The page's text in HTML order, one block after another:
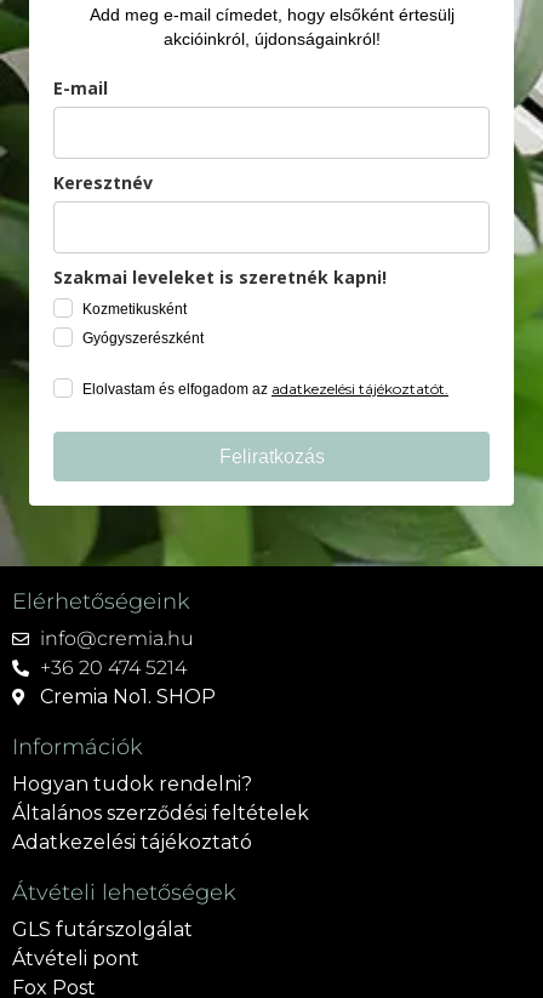
Add meg e-mail címedet, hogy elsőként értesülj
akcióinkról, újdonságainkról!
E-mail
Keresztnév
Szakmai leveleket is szeretnék kapni!
Kozmetikusként
Gyógyszerészként
Elolvastam és elfogadom az adatkezelési tájékoztatót.
Feliratkozás
Elérhetőségeink
info@cremia.hu
+36 20 474 5214
Cremia No1. SHOP
Információk
Hogyan tudok rendelni?
Általános szerződési feltételek
Adatkezelési tájékoztató
Átvételi lehetőségek
GLS futárszolgálat
Átvételi pont
Fox Post